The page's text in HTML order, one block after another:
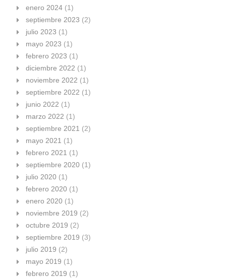
enero 2024 (1)
septiembre 2023 (2)
julio 2023 (1)
mayo 2023 (1)
febrero 2023 (1)
diciembre 2022 (1)
noviembre 2022 (1)
septiembre 2022 (1)
junio 2022 (1)
marzo 2022 (1)
septiembre 2021 (2)
mayo 2021 (1)
febrero 2021 (1)
septiembre 2020 (1)
julio 2020 (1)
febrero 2020 (1)
enero 2020 (1)
noviembre 2019 (2)
octubre 2019 (2)
septiembre 2019 (3)
julio 2019 (2)
mayo 2019 (1)
febrero 2019 (1)